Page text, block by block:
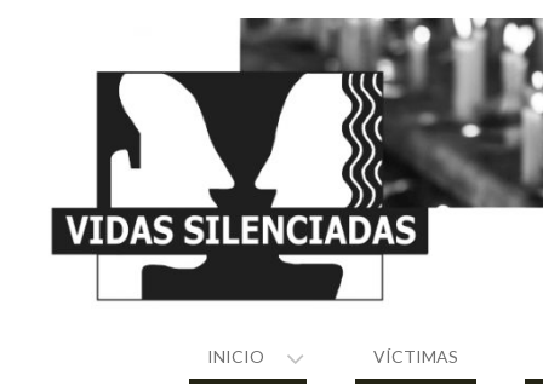
INICIO VÍCTIMAS